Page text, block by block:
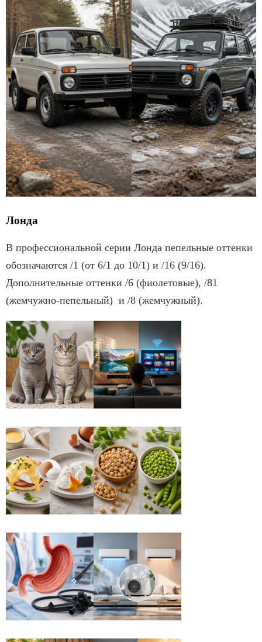
Лонда
В профессиональной серии Лонда пепельные оттенки
обозначаются /1 (от 6/1 до 10/1) и /16 (9/16).
Дополнительные оттенки /6 (фиолетовые), /81
(жемчужно-пепельный) и /8 (жемчужный).